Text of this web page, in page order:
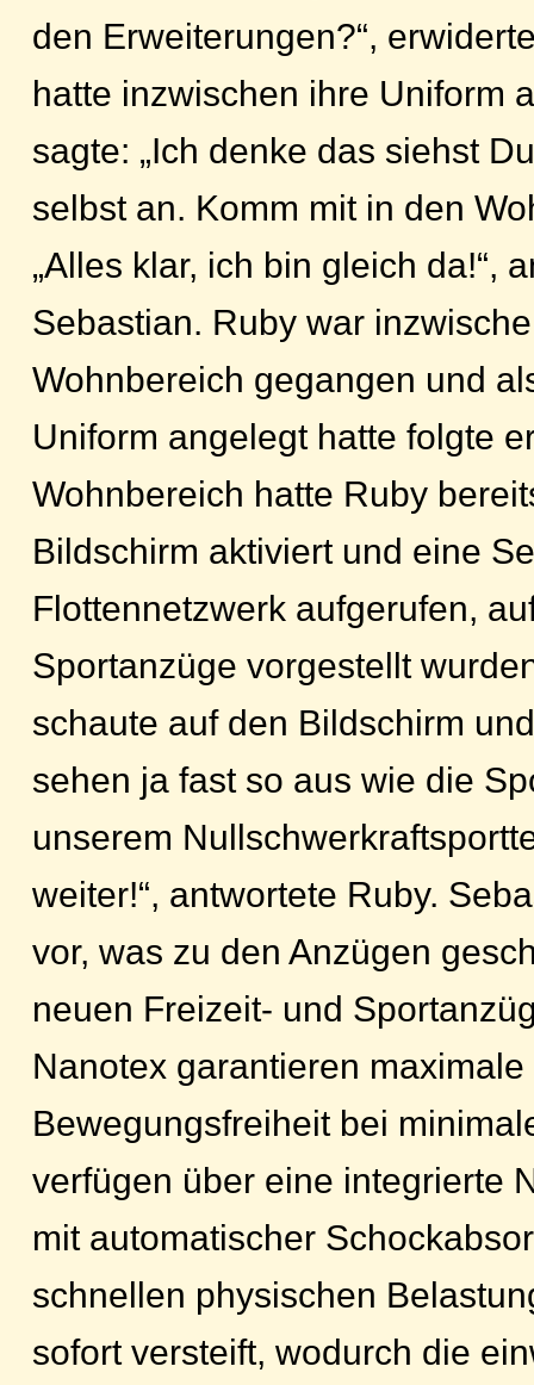
den Erweiterungen?“,
hatte inzwischen ihre Uniform
sagte: „Ich denke das siehst
selbst an. Komm mit in den
„Alles klar, ich bin gleich da!“,
Sebastian. Ruby war
Wohnbereich gegangen und
Uniform angelegt hatte folgte
Wohnbereich hatte Ruby
Bildschirm aktiviert und eine
Flottennetzwerk aufgerufen,
Sportanzüge vorgestellt
schaute auf den Bildschirm
sehen ja fast so aus wie die
unserem
weiter!“, antwortete Ruby.
vor, was zu den Anzügen
neuen Freizeit- und
Nanotex garantieren maximale
Bewegungsfreiheit bei
verfügen über eine integrierte
mit automatischer
schnellen physischen
sofort versteift, wodurch die